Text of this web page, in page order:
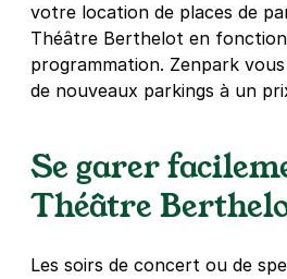
Montreuil -
Congrès Paris-
19 rue François
93100
Montreuil
1,50 €
/heure, 15 €/jour,79 €/semaine
Réserver
votre location de places de
Théâtre Berthelot en
programmation. Zenpark
de nouveaux parkings à un
Se garer
Théâtre
Les soirs de concert ou de